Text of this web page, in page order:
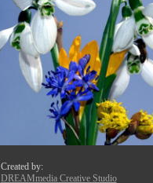
Created by:
DREAMmedia Creative Studio